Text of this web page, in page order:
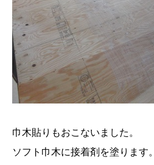
巾木貼りもおこないました。
ソフト巾木に接着剤を塗ります。